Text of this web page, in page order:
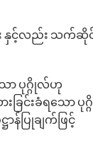
း နှင့်လည်း သက်ဆို
ာ ပုဂ္ဂိုလ်ဟု
ခြင်းခံရသော ပု
န်ပြုချက်ဖြင့်